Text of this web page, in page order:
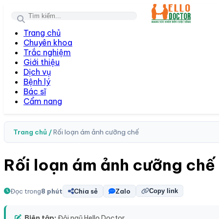
Trang chủ
Chuyên khoa
Trắc nghiệm
Giới thiệu
Dịch vụ
Bệnh lý
Bác sĩ
Cẩm nang
Trang chủ /Rối loạn ám ảnh cưỡng chế
Rối loạn ám ảnh cưỡng chế
Đọc trong8 phút Chia sẻ Zalo Copy link